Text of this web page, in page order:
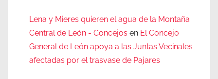
Lena y Mieres quieren el agua de la Montaña
Central de León - Concejos en El Concejo
General de León apoya a las Juntas Vecinales
afectadas por el trasvase de Pajares